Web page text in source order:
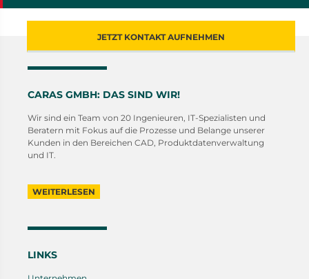
JETZT KONTAKT AUFNEHMEN
CARAS GMBH: DAS SIND WIR!
Wir sind ein Team von 20 Ingenieuren, IT-Spezialisten und
Beratern mit Fokus auf die Prozesse und Belange unserer
Kunden in den Bereichen CAD, Produktdatenverwaltung
und IT.
WEITERLESEN
LINKS